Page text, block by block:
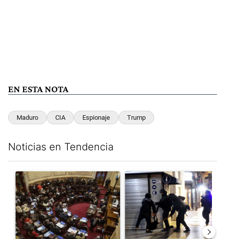
EN ESTA NOTA
Maduro CIA Espionaje Trump
Noticias en Tendencia
Un artículo de tendencia con el título "El Senado dio media
Un artículo de tendencia con